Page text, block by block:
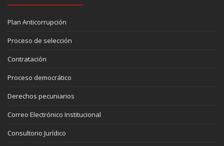
Plan Anticorrupción
Proceso de selección
Contratación
Proceso democrático
Derechos pecuniarios
Correo Electrónico Institucional
Consultorio Jurídico